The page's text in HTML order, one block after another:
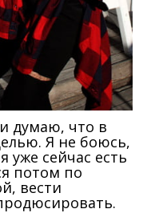
думаю, что в
Я не боюсь,
уже сейчас есть
потом по
вести